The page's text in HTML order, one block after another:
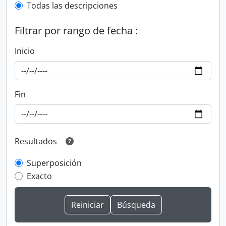
Todas las descripciones
Filtrar por rango de fecha :
Inicio
Fin
Resultados
Superposición
Exacto